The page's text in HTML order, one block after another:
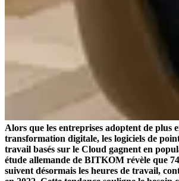
Alors que les entreprises adoptent de plus
transformation digitale, les logiciels de
travail basés sur le Cloud gagnent en
étude allemande de BITKOM révèle que
suivent désormais les heures de travail,